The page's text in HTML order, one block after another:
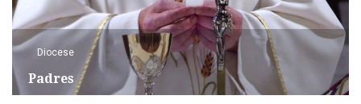
Diocese
Padres